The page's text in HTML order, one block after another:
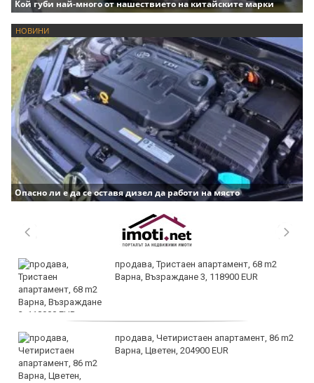
Кой губи най-много от нашествието на китайските марки
НОВИНИ
Опасно ли е да се оставя дизел да работи на място
продава, Тристаен апартамент, 68 m2
Варна, Възраждане 3, 118900 EUR
продава, Четиристаен апартамент, 86 m2
Варна, Цветен, 204900 EUR